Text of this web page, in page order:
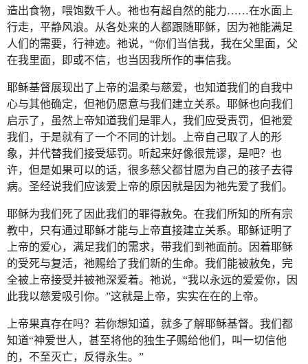
造出食物，喂饱数千人。祂也有超自然的能力……在水面上
行走，平静风浪。从各处来的人都跟随耶稣，因为祂能满足
人们的需要，行神迹。祂说，“你们当信我，我在父里面，父
在我里面，即或不信，也当因我所作的事信我。
耶稣基督展现出了上帝的温柔与慈爱，也知道我们的自我中
心与其他确定，但祂仍愿意与我们建立关系。耶稣也向我们
启示了，虽然上帝知道我们是罪人，我们应受责罚，但祂爱
我们，于是就有了一个不同的计划。上帝自己取了人的形
象，并代替我们接受惩罚。听起来好像很荒谬，是吧？也
许，但是如果可以的话，很多慈父都甘愿为自己的孩子去得
病。圣经说我们应该爱上帝的原因就是因为祂先爱了我们。
耶稣为我们死了因此我们的罪得赦免。在我们所知的所有宗
教中，只有通过耶稣才能与上帝直接建立关系。耶稣证明了
上帝的爱心，满足我们的需求，带我们到祂面前。因着耶稣
的受死与复活，祂赐给了我们新的生命。我们能被赦免，完
全被上帝接受并被祂深爱着。祂说，“我以永远的爱爱你，因
此我以慈爱吸引你。”这就是上帝，实实在在的上帝。
上帝果真存在吗？若你想知道，就多了解耶稣基督。我们都
知道“神爱世人，甚至将他的独生子赐给他们，叫一切信他
的，不至灭亡，反得永生。”